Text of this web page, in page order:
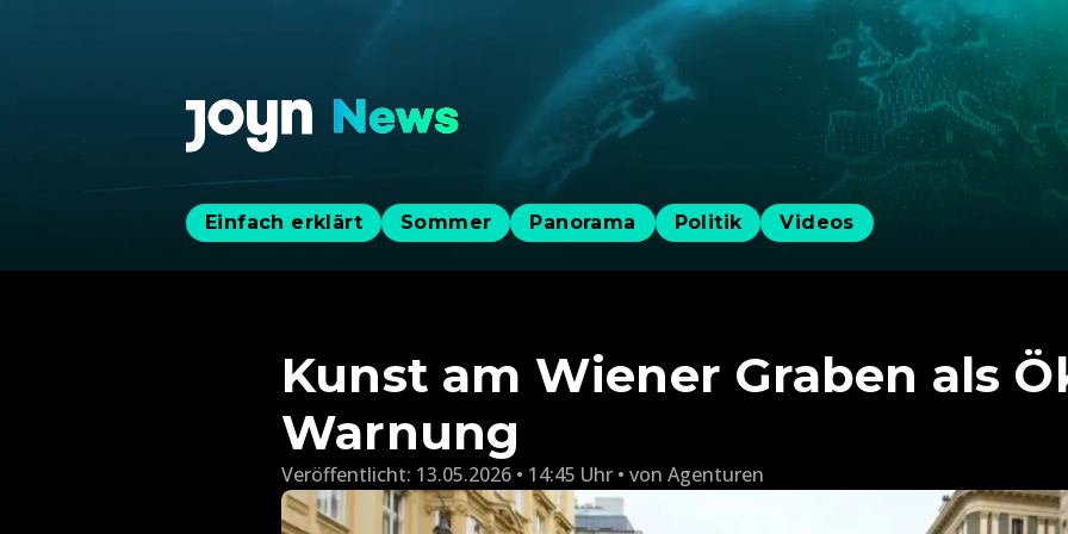
Einfach erklärt Sommer Panorama Politik Videos
Kunst am Wiener Graben als
Warnung
Veröffentlicht: 13.05.2026 • 14:45 Uhr von Agenturen